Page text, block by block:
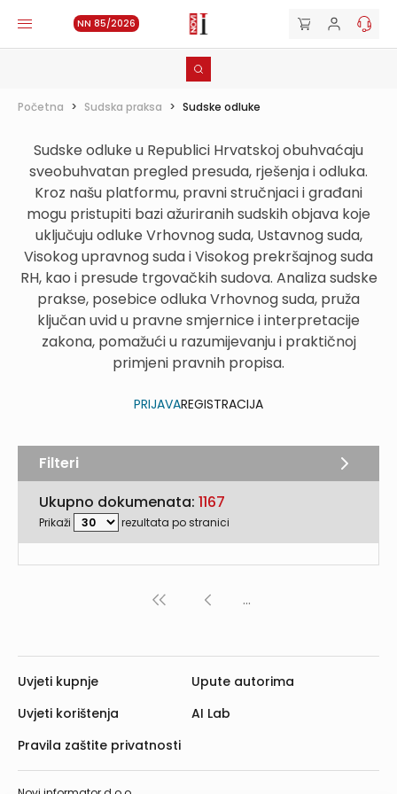
NN 85/2026
Početna > Sudska praksa > Sudske odluke
Sudske odluke u Republici Hrvatskoj obuhvaćaju
sveobuhvatan pregled presuda, rješenja i odluka.
Kroz našu platformu, pravni stručnjaci i građani
mogu pristupiti bazi ažuriranih sudskih objava koje
uključuju odluke Vrhovnog suda, Ustavnog suda,
Visokog upravnog suda i Visokog prekršajnog suda
RH, kao i presude trgovačkih sudova. Analiza sudske
prakse, posebice odluka Vrhovnog suda, pruža
ključan uvid u pravne smjernice i interpretacije
zakona, pomažući u razumijevanju i praktičnoj
primjeni pravnih propisa.
PRIJAVAREGISTRACIJA
Ukupno dokumenata: 1167
Prikaži rezultata po stranici
«
...
Filteri
Uvjeti kupnje
Uvjeti korištenja
Pravila zaštite privatnosti
Upute autorima
AI Lab